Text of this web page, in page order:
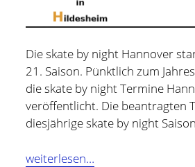
Informationsquellen
Über mich
Kontakt
twitterfacebooklinkedin pinterestyoutube
rss
paypal
Persönliches(22)
Hildesheim(101)
Infos und Know How(152)
Besondere Orte(48)
Bücher und Magazine (15)
Haus, Wohnung und Garten
Die skate by night Hannover
21. Saison. Pünktlich zum
die skate by night Termine
veröffentlicht. Die beantragten
diesjährige skate by night
weiterlesen…